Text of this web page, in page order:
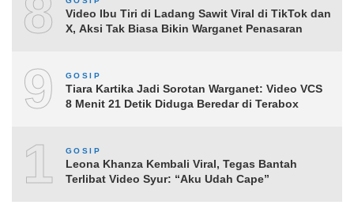
8
Video Ibu Tiri di Ladang Sawit Viral di TikTok dan
X, Aksi Tak Biasa Bikin Warganet Penasaran
9 GOSIP
Tiara Kartika Jadi Sorotan Warganet: Video VCS
8 Menit 21 Detik Diduga Beredar di Terabox
10
GOSIP
Leona Khanza Kembali Viral, Tegas Bantah
Terlibat Video Syur: “Aku Udah Cape”